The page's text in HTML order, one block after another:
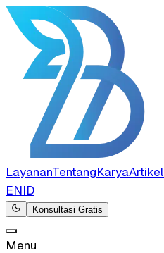
LayananTentangKaryaArtikel
ENID
Konsultasi Gratis
Menu